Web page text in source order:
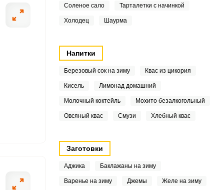
Соленое сало Тарталетки с начинкой
Холодец Шаурма
Напитки
Березовый сок на зиму Квас из цикория
Кисель Лимонад домашний
Молочный коктейль Мохито безалкогольный
Овсяный квас Смузи Хлебный квас
Заготовки
Аджика Баклажаны на зиму
Варенье на зиму Джемы Желе на зиму
огурцы промываем и
свежее, тем меньше